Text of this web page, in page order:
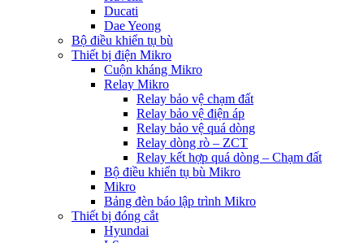
Ducati
Dae Yeong
Bộ điều khiển tụ bù
Thiết bị điện Mikro
Cuộn kháng Mikro
Relay Mikro
Relay bảo vệ chạm đất
Relay bảo vệ điện áp
Relay bảo vệ quá dòng
Relay dòng rò – ZCT
Relay kết hợp quá dòng – Chạm đất
Bộ điều khiển tụ bù Mikro
Mikro
Bảng đèn báo lập trình Mikro
Thiết bị đóng cắt
Hyundai